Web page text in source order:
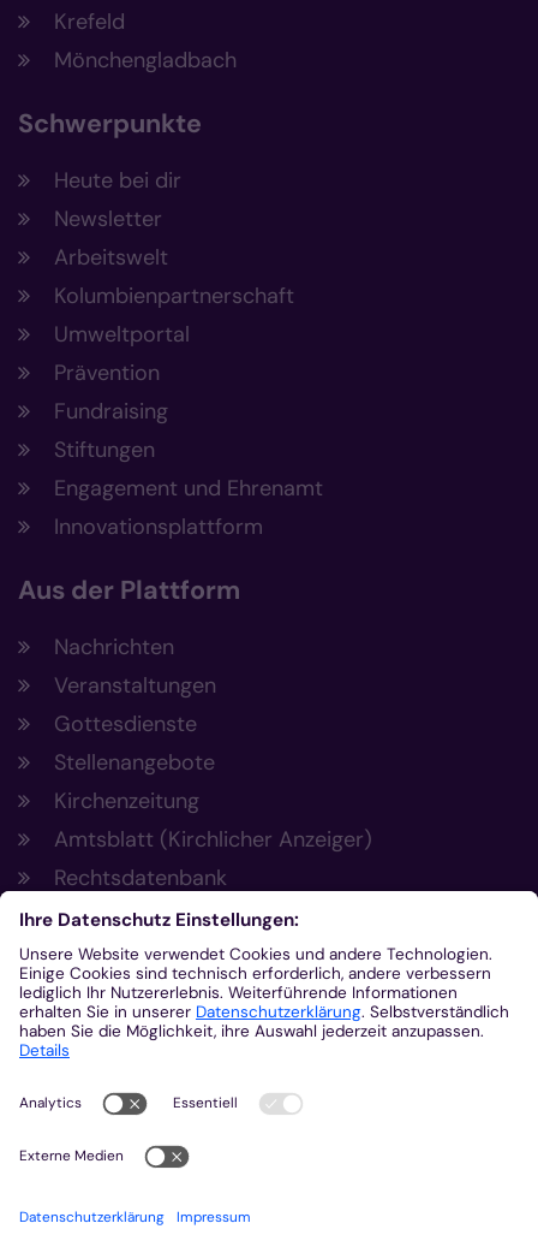
Krefeld
Mönchengladbach
Schwerpunkte
Heute bei dir
Newsletter
Arbeitswelt
Kolumbienpartnerschaft
Umweltportal
Prävention
Fundraising
Stiftungen
Engagement und Ehrenamt
Innovationsplattform
Aus der Plattform
Nachrichten
Veranstaltungen
Gottesdienste
Stellenangebote
Kirchenzeitung
Amtsblatt (Kirchlicher Anzeiger)
Rechtsdatenbank
Meldestelle gemäß Hinweisgeberschutzgesetz
Kontakt
+49 241 452-0
kommunikation@bistum-aachen.de